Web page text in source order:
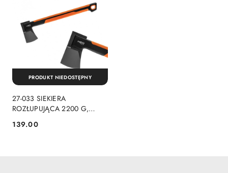
27-033 SIEKIERA
ROZŁUPUJĄCA 2200 G,
TOOLS
Cena:
139.00
PRODUKT NIEDOSTĘPNY